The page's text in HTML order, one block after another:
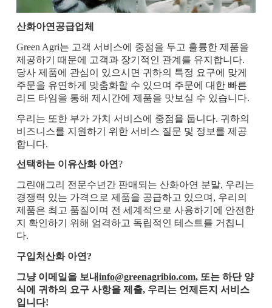
산화아연공급업체
Green Agri는 고객 서비스에 중점을 두고 훌륭한 제품을
제공하기 때문에 고객과 장기적인 관계를 유지합니다.
당사 제품에 관심이 있으시면 귀하의 특정 요구에 맞게
주문을 유연하게 맞춤화할 수 있으며 주문에 대한 빠른
리드 타임을 통해 제시간에 제품을 맛보실 수 있습니다.
우리는 또한 부가 가치 서비스에 중점을 둡니다. 귀하의
비즈니스를 지원하기 위한 서비스 질문 및 정보를 제공
합니다.
선택하는 이유산화 아연?
그린애그리 전문수년간 판매되는 산화아연 분말, 우리는
경쟁력 있는 가격으로 제품을 공급하고 있으며, 우리의
제품은 최고 품질이며 전 세계적으로 사용하기에 안전한
지 확인하기 위해 엄격하고 독립적인 테스트를 거칩니
다.
구입처산화 아연 ?
그냥 이메일을 보내info@greenagribio.com, 또는 하단 양
식에 귀하의 요구 사항을 제출, 우리는 언제든지 서비스
입니다!